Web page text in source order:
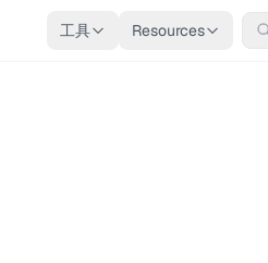
工具 Resources